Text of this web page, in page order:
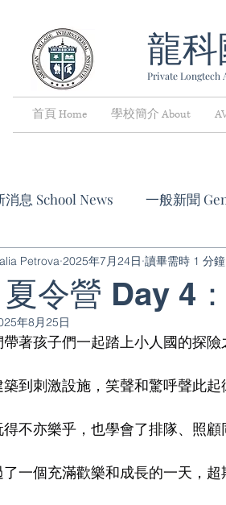
龍
Private Longtech
首頁 Home 學校簡介 About
消息 School News 一般新聞
& Summer Camps 活動資訊
Offers & Discounts
令營 Day 4
Petrova 2025年7月24日 讀畢需時 1 分鐘
年8月25日
著孩子們一起踏上小人國的探險
到刺激設施，笑聲和驚呼聲此起
不亦樂乎，也學會了排隊、照
一個充滿歡樂和成長的一天，